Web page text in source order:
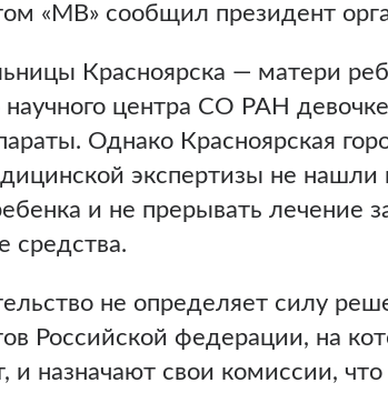
«МВ» сообщил президент
Красноярска — матери
центра СО РАН
Однако Красноярская
экспертизы не нашли
и не прерывать лечение
средства.
не определяет силу
Российской федерации, на
и назначают свои комиссии,